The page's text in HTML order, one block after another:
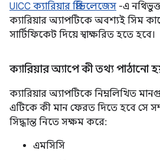
UICC ক্যারিয়ার প্রিভিলেজেস -এ
ক্যারিয়ার অ্যাপটিকে অবশ্যই সিম
সার্টিফিকেট দিয়ে স্বাক্ষরিত হতে হবে।
ক্যারিয়ার অ্যাপে কী তথ্য পাঠানো
ক্যারিয়ার অ্যাপটিকে নিম্নলিখিত
এটিকে কী মান ফেরত দিতে হবে সে
সিদ্ধান্ত নিতে সক্ষম করে:
এমসিসি